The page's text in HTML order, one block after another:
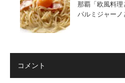
那覇「欧風料理
パルミジャーノ
コメント